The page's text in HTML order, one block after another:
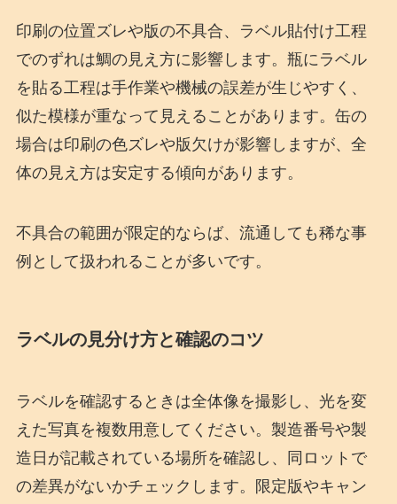
印刷の位置ズレや版の不具合、ラベル貼付け工程
でのずれは鯛の見え方に影響します。瓶にラベル
を貼る工程は手作業や機械の誤差が生じやすく、
似た模様が重なって見えることがあります。缶の
場合は印刷の色ズレや版欠けが影響しますが、全
体の見え方は安定する傾向があります。
不具合の範囲が限定的ならば、流通しても稀な事
例として扱われることが多いです。
ラベルの見分け方と確認のコツ
ラベルを確認するときは全体像を撮影し、光を変
えた写真を複数用意してください。製造番号や製
造日が記載されている場所を確認し、同ロットで
の差異がないかチェックします。限定版やキャン